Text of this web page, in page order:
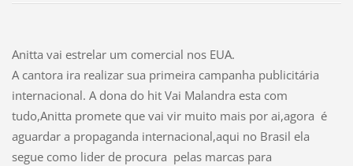
Anitta vai estrelar um comercial nos EUA.
A cantora ira realizar sua primeira campanha publicitária
internacional. A dona do hit Vai Malandra esta com
tudo,Anitta promete que vai vir muito mais por ai,agora é
aguardar a propaganda internacional,aqui no Brasil ela
segue como lider de procura pelas marcas para